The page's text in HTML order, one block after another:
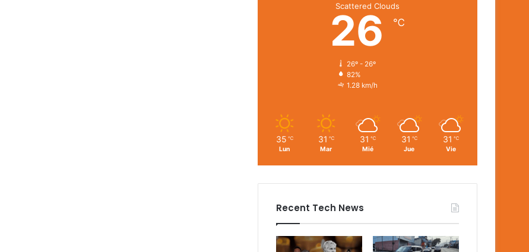
Scattered Clouds
26 ℃
26º - 26º
82%
1.28 km/h
35 ℃
Lun
31 ℃
Mar
31 ℃
Mié
31 ℃
Jue
31 ℃
Vie
Recent Tech News